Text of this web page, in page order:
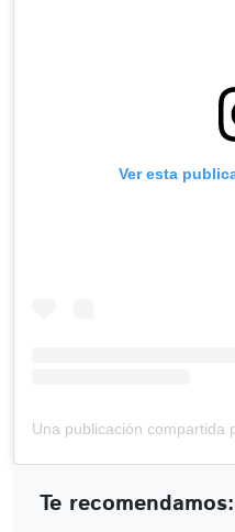
Ver esta
Te recomendamos: